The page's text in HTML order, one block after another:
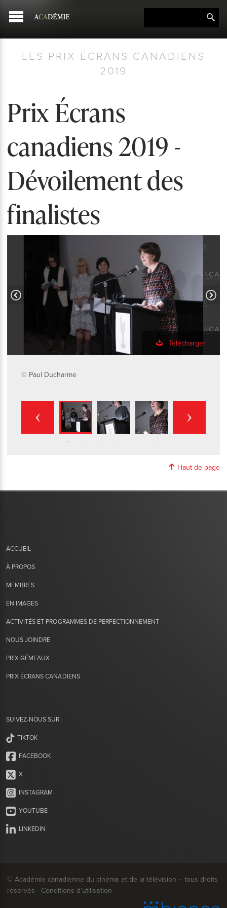
LES PRIX ÉCRANS CANADIENS
2019
Prix Écrans
canadiens 2019 -
Dévoilement des
finalistes
Télécharger
© Paul Ducharme
Haut de page
ACCUEIL
À PROPOS
MEMBRES
EN IMAGES
ACTIVITÉS ET PROGRAMMES DE PERFECTIONNEMENT
NOUS JOINDRE
PRIX GÉMEAUX
PRIX ÉCRANS CANADIENS
SUIVEZ-NOUS SUR :
TIKTOK
FACEBOOK
X
INSTAGRAM
YOUTUBE
LINKEDIN
© Académie canadienne du cinéma et de la télévision – tous droits
réservés - Conditions d’utilisation